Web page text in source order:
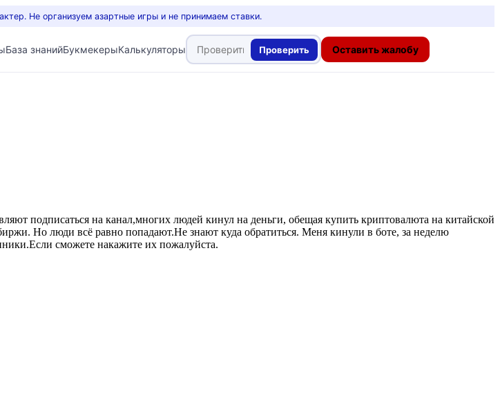
Не организуем азартные игры и не принимаем ставки.
База знанийБукмекерыКалькуляторы Проверить Оставить жалобу
подписаться на канал,многих людей кинул на деньги, обещая купить криптовалюта на китайской
Но люди всё равно попадают.Не знают куда обратиться. Меня кинули в боте, за неделю
сможете накажите их пожалуйста.